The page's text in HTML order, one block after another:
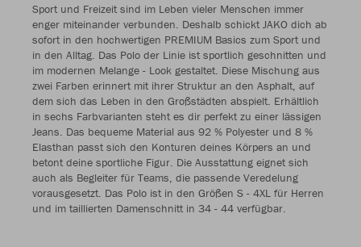
Sport und Freizeit sind im Leben vieler Menschen immer
enger miteinander verbunden. Deshalb schickt JAKO dich ab
sofort in den hochwertigen PREMIUM Basics zum Sport und
in den Alltag. Das Polo der Linie ist sportlich geschnitten und
im modernen Melange - Look gestaltet. Diese Mischung aus
zwei Farben erinnert mit ihrer Struktur an den Asphalt, auf
dem sich das Leben in den Großstädten abspielt. Erhältlich
in sechs Farbvarianten steht es dir perfekt zu einer lässigen
Jeans. Das bequeme Material aus 92 % Polyester und 8 %
Elasthan passt sich den Konturen deines Körpers an und
betont deine sportliche Figur. Die Ausstattung eignet sich
auch als Begleiter für Teams, die passende Veredelung
vorausgesetzt. Das Polo ist in den Größen S - 4XL für Herren
und im taillierten Damenschnitt in 34 - 44 verfügbar.